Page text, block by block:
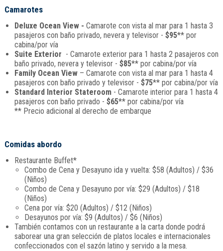
Camarotes
Deluxe Ocean View - Camarote con vista al mar para 1 hasta 3
pasajeros con baño privado, nevera y televisor - $95** por
cabina/por vía
Suite Exterior - Camarote exterior para 1 hasta 2 pasajeros con
baño privado, nevera y televisor - $85** por cabina/por vía
Family Ocean View– Camarote con vista al mar para 1 hasta 4
pasajeros con baño privado y televisor - $75** por cabina/por vía
Standard Interior Stateroom- Camarote interior para 1 hasta 4
pasajeros con baño privado - $65** por cabina/por vía
** Precio adicional al derecho de embarque
Comidas abordo
Restaurante Buffet*
Combo de Cena y Desayuno ida y vuelta: $58 (Adultos) / $36
(Niños)
Combo de Cena y Desayuno por vía: $29 (Adultos) / $18
(Niños)
Cena por vía: $20 (Adultos) / $12 (Niños)
Desayunos por vía: $9 (Adultos) / $6 (Niños)
También contamos con un restaurante a la carta donde podrá
saborear una gran selección de platos locales e internacionales
confeccionados con el sazón latino y servido a la mesa.